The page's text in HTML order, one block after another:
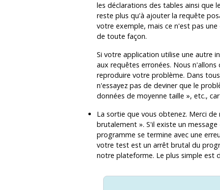
les déclarations des tables ainsi que
reste plus qu'à ajouter la requête
votre exemple, mais ce n'est pas
de toute façon.
Si votre application utilise une autre
aux requêtes erronées. Nous
reproduire votre problème. Dans
n'essayez pas de deviner que le
données de moyenne taille », etc.,
La sortie que vous obtenez. Merci
brutalement». S'il existe un
programme se termine avec une
votre test est un arrêt brutal du
notre plateforme. Le plus simple est